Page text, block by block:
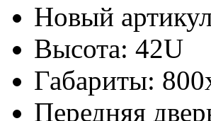
Новый
Высота: 42U
Габариты:
Передняя